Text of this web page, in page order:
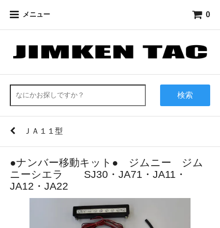
メニュー 0
検索
ＪＡ１１型
●ナンバー移動キット● ジムニー ジム
ニーシエラ SJ30・JA71・JA11・
JA12・JA22